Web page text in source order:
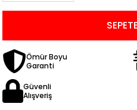
Ömür Boyu
Garanti
Güvenli
Alışveriş